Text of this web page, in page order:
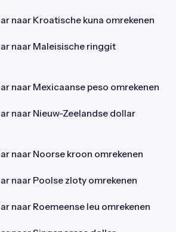
naar Kroatische kuna omrekenen
naar Maleisische ringgit
naar Mexicaanse peso omrekenen
naar Nieuw-Zeelandse dollar
naar Noorse kroon omrekenen
naar Poolse zloty omrekenen
naar Roemeense leu omrekenen